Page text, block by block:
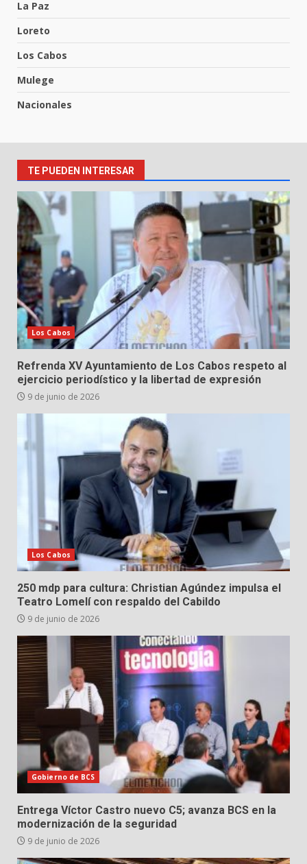
La Paz
Loreto
Los Cabos
Mulege
Nacionales
TE PUEDEN INTERESAR
Los Cabos
Refrenda XV Ayuntamiento de Los Cabos respeto al
ejercicio periodístico y la libertad de expresión
9 de junio de 2026
Los Cabos
250 mdp para cultura: Christian Agúndez impulsa el
Teatro Lomelí con respaldo del Cabildo
9 de junio de 2026
Gobierno de BCS
Entrega Víctor Castro nuevo C5; avanza BCS en la
modernización de la seguridad
9 de junio de 2026